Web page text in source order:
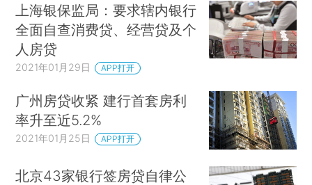
上海银保监局：要求辖内银行
全面自查消费贷、经营贷及个
人房贷
2021年01月29日 APP打开
广州房贷收紧 建行首套房利
率升至近5.2%
2021年01月25日 APP打开
北京43家银行签房贷自律公